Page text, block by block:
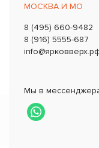
МОСКВА И МО
8 (495) 660-9482
8 (916) 5555-687
Мы в